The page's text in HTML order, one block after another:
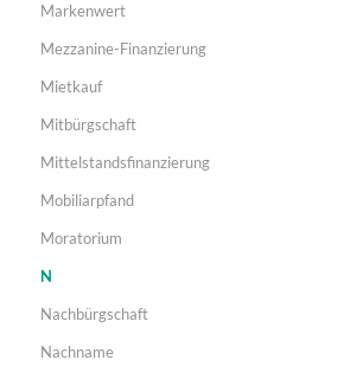
Markenwert
Mezzanine-Finanzierung
Mietkauf
Mitbürgschaft
Mittelstandsfinanzierung
Mobiliarpfand
Moratorium
N
Nachbürgschaft
Nachname